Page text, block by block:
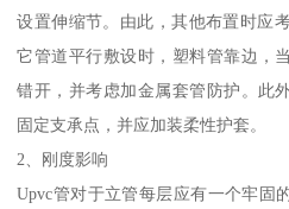
设置伸缩节。由此，其他布置时应
它管道平行敷设时，塑料管靠边，
错开，并考虑加金属套管防护。此
固定支承点，并应加装柔性护套。
2、刚度影响
Upvc管对于立管每层应有一个牢固